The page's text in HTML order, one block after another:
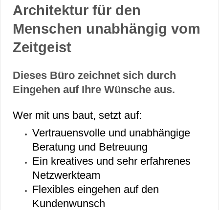
Architektur für den
Menschen unabhängig vom
Zeitgeist
Dieses Büro zeichnet sich durch
Eingehen auf Ihre Wünsche aus.
Wer mit uns baut, setzt auf:
Vertrauensvolle und unabhängige
Beratung und Betreuung
Ein kreatives und sehr erfahrenes
Netzwerkteam
Flexibles eingehen auf den
Kundenwunsch